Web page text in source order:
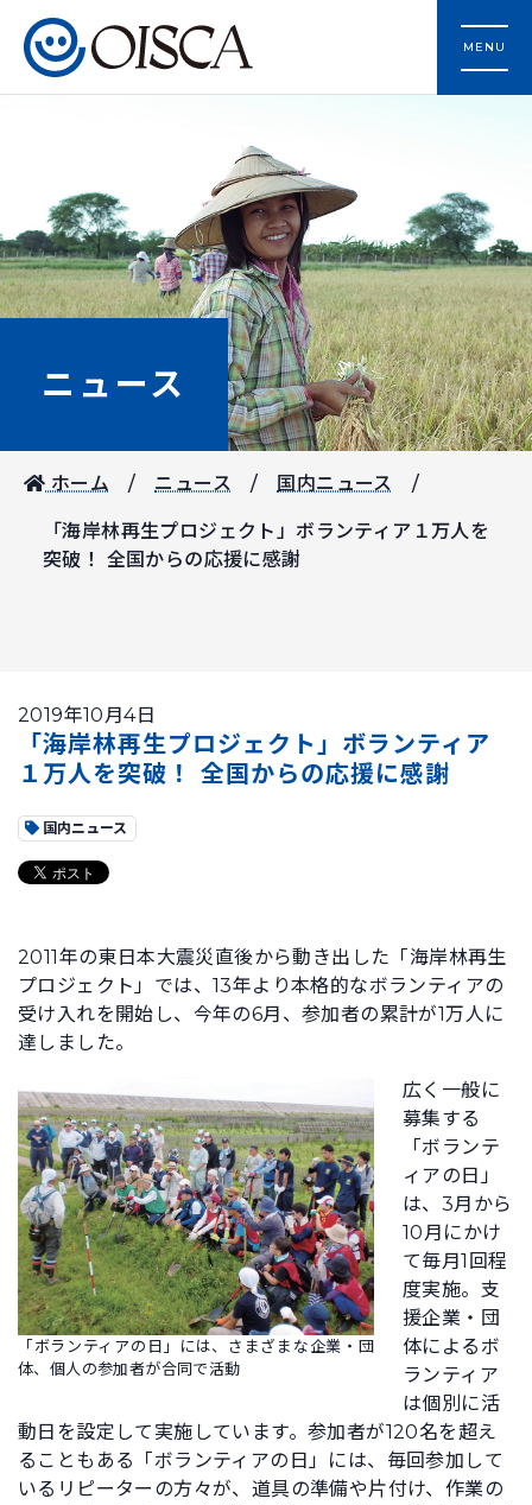
MENU
ニュース
ホーム ニュース 国内ニュース
「海岸林再生プロジェクト」ボランティア１万人を
突破！ 全国からの応援に感謝
2019年10月4日
「海岸林再生プロジェクト」ボランティア
１万人を突破！ 全国からの応援に感謝
国内ニュース
2011年の東日本大震災直後から動き出した「海岸林再生
プロジェクト」では、13年より本格的なボランティアの
受け入れを開始し、今年の6月、参加者の累計が1万人に
達しました。
「ボランティアの日」には、さまざまな企業・団
体、個人の参加者が合同で活動
広く一般に
募集する
「ボランテ
ィアの日」
は、3月から
10月にかけ
て毎月1回程
度実施。支
援企業・団
体によるボ
ランティア
は個別に活
動日を設定して実施しています。参加者が120名を超え
ることもある「ボランティアの日」には、毎回参加して
いるリピーターの方々が、道具の準備や片付け、作業の